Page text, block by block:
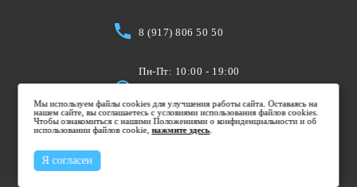
8 (917) 806 50 50
Пн-Пт: 10:00 - 19:00
Вс: Выходной
Мы используем файлы cookies для улучшения работы сайта. Оставаясь на
нашем сайте, вы соглашаетесь с условиями использования файлов cookies.
Чтобы ознакомиться с нашими Положениями о конфиденциальности и об
использовании файлов cookie,нажмите здесь.
Я согласен